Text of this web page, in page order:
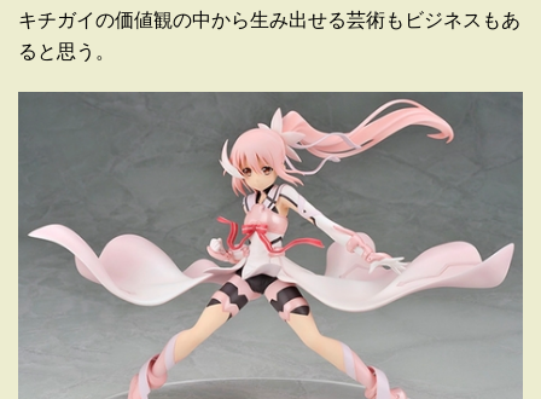
キチガイの価値観の中から生み出せる芸術もビジネスもあ
ると思う。